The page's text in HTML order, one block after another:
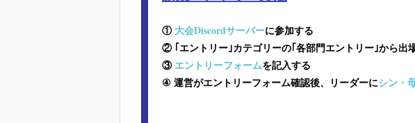
①大会Discordサーバーに参加する
② ｢エントリー｣カテゴリーの｢各部門エントリー｣から出
③エントリーフォームを記入する
④ 運営がエントリーフォーム確認後、リーダーにシン・